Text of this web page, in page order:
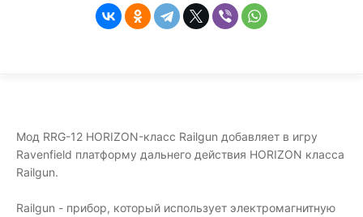
Мод RRG-12 HORIZON-класс Railgun добавляет в игру
Ravenfield платформу дальнего действия HORIZON класса
Railgun.
Railgun - прибор, который использует электромагнитную